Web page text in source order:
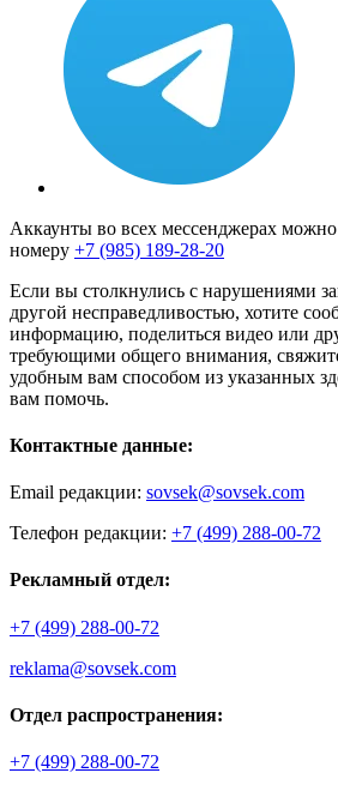
Аккаунты во всех мессенджерах
номеру +7 (985) 189-28-20
Если вы столкнулись с нарушениями
другой несправедливостью, хотите
информацию, поделиться видео или
требующими общего внимания,
удобным вам способом из указанных
вам помочь.
Контактные данные:
Email редакции: sovsek@sovsek.com
Телефон редакции: +7 (499) 288-00-72
Рекламный отдел:
+7 (499) 288-00-72
reklama@sovsek.com
Отдел распространения:
+7 (499) 288-00-72